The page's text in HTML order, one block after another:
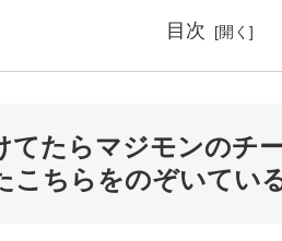
目次
てたらマジモンのチ
こちらをのぞいてい